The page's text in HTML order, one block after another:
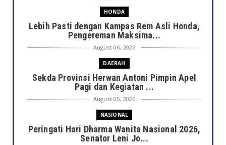
HONDA
Lebih Pasti dengan Kampas Rem Asli Honda,
Pengereman Maksima...
August 06, 2026
DAERAH
Sekda Provinsi Herwan Antoni Pimpin Apel
Pagi dan Kegiatan ...
August 05, 2026
NASIONAL
Peringati Hari Dharma Wanita Nasional 2026,
Senator Leni Jo...